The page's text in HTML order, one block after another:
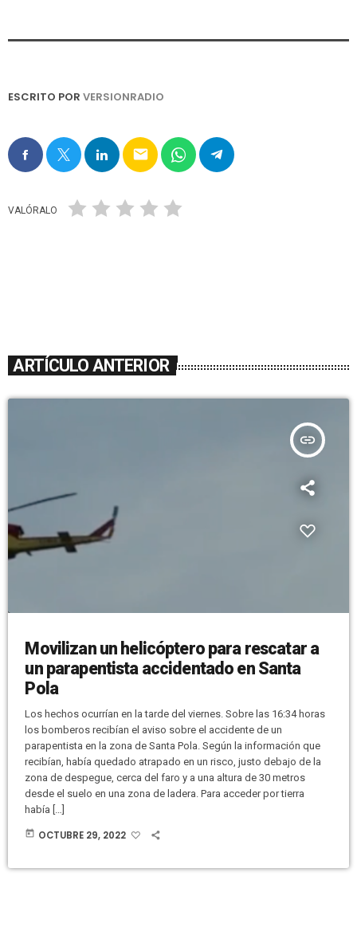
ESCRITO POR VERSIONRADIO
email
VALÓRALO
ARTÍCULO ANTERIOR
insert_link
Movilizan un helicóptero para rescatar a
un parapentista accidentado en Santa
Pola
Los hechos ocurrían en la tarde del viernes. Sobre las 16:34 horas
los bomberos recibían el aviso sobre el accidente de un
parapentista en la zona de Santa Pola. Según la información que
recibían, había quedado atrapado en un risco, justo debajo de la
zona de despegue, cerca del faro y a una altura de 30 metros
desde el suelo en una zona de ladera. Para acceder por tierra
había […]
today OCTUBRE 29, 2022